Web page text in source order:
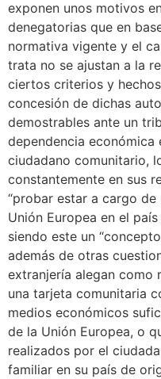
exponen unos motivos
denegatorias que en
normativa vigente y el
trata no se ajustan a la
ciertos criterios y
concesión de dichas
demostrables ante un
dependencia económica
ciudadano comunitario,
constantemente en sus
“probar estar a cargo
Unión Europea en el
siendo este un
además de otras
extranjería alegan como
una tarjeta comunitaria
medios económicos
de la Unión Europea, o
realizados por el
familiar en su país de